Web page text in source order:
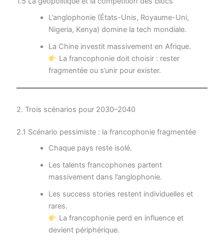
L’anglophonie (États-Unis, Royaume-Uni,
Nigeria, Kenya) domine la tech mondiale.
La Chine investit massivement en Afrique.
La francophonie doit choisir : rester
fragmentée ou s’unir pour exister.
2. Trois scénarios pour 2030–2040
2.1 Scénario pessimiste : la francophonie fragmentée
Chaque pays reste isolé.
Les talents francophones partent
massivement dans l’anglophonie.
Les success stories restent individuelles et
rares.
La francophonie perd en influence et
devient périphérique.